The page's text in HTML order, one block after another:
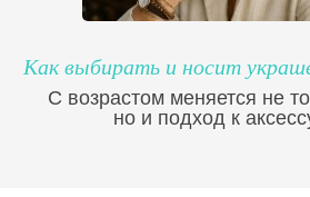
Как выбирать и носит
С возрастом меняется не
но и подход к